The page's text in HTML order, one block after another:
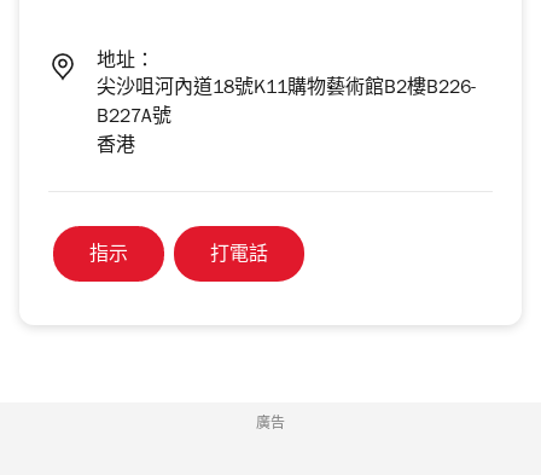
地址：
尖沙咀河內道18號K11購物藝術館B2樓B226-
B227A號
香港
指示 打電話
廣告